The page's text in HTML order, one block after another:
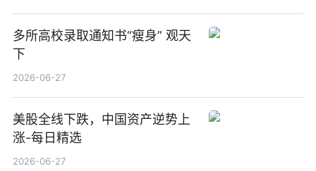
多所高校录取通知书“瘦身” 观天
下
2026-06-27
美股全线下跌，中国资产逆势上
涨-每日精选
2026-06-27